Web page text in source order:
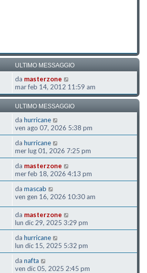
ULTIMO MESSAGGIO
da masterzone
mar feb 14, 2012 11:59 am
ULTIMO MESSAGGIO
da hurricane
ven ago 07, 2026 5:38 pm
da hurricane
mer lug 01, 2026 7:25 pm
da masterzone
mer feb 18, 2026 4:13 pm
da mascab
ven gen 16, 2026 10:30 am
da masterzone
lun dic 29, 2025 3:29 pm
da hurricane
lun dic 15, 2025 5:32 pm
da nafta
ven dic 05, 2025 2:45 pm